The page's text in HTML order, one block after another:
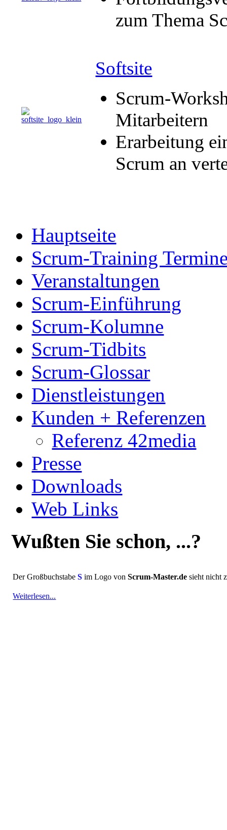
zum Thema
Softsite
Scrum-
Mitarbeitern
Erarbeitung
Scrum an
Hauptseite
Scrum-Training
Veranstaltungen
Scrum-Einführung
Scrum-Kolumne
Scrum-Tidbits
Scrum-Glossar
Dienstleistungen
Kunden + Referenzen
Referenz 42media
Presse
Downloads
Web Links
Wußten Sie schon, ...?
Der GroßbuchstabeS im Logo vonScrum-Master.de sieht nicht
Weiterlesen...